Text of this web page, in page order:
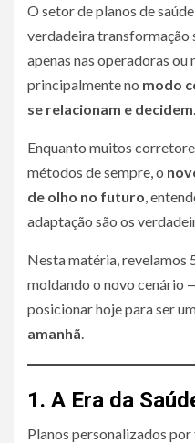
O setor de planos de
verdadeira transformação
apenas nas operadoras
principalmente no modo
se relacionam e decidem
Enquanto muitos
métodos de sempre, o
de olho no futuro ,
adaptação são os
Nesta matéria, revelamos
moldando o novo cenário
posicionar hoje para ser
amanhã
1. A Era da
Planos personalizados